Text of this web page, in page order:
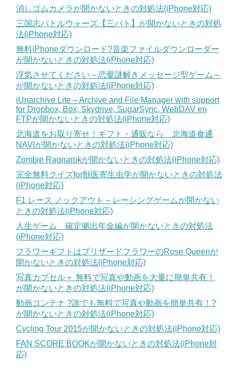
消しゴムカメラが開かないときの対処法(iPhone対応)
三国志バトルウォーズ【三バト】が開かないときの対処
法(iPhone対応)
無料iPhoneダウンロード?音楽ファイルダウンローダー
が開かないときの対処法(iPhone対応)
浮気させてください～恋愛謎解きメッセージ型ゲーム～
が開かないときの対処法(iPhone対応)
iUnarchive Lite – Archive and File Manager with support
for Dropbox, Box, Skydrive, SugarSync, WebDAV en
FTPが開かないときの対処法(iPhone対応)
北海道をお取り寄せ！ギフト・通販なら 北海道食通
NAVIが開かないときの対処法(iPhone対応)
Zombie Ragnarokが開かないときの対処法(iPhone対応)
完全無料クイズfor獣医寄生虫学が開かないときの対処法
(iPhone対応)
F1 レース ノックアウト – レーシングゲームが開かない
ときの対処法(iPhone対応)
人生ゲーム 確定拠出年金編が開かないときの対処法
(iPhone対応)
フラワーギフトはプリザードフラワーのRose Queenが
開かないときの対処法(iPhone対応)
写真カプセル＋ 無料で写真や動画を大量に簡単共有！
が開かないときの対処法(iPhone対応)
動画コンテナ ?誰でも無料で写真や動画を簡単共有！?
が開かないときの対処法(iPhone対応)
Cycling Tour 2015が開かないときの対処法(iPhone対応)
FAN SCORE BOOKが開かないときの対処法(iPhone対
応)